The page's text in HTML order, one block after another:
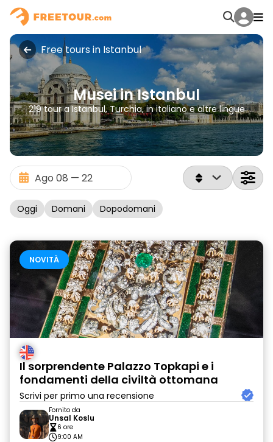
Free tours in Istanbul
Musei in Istanbul
219 tour a Istanbul, Turchia, in italiano e altre lingue
Oggi Domani Dopodomani
NOVITÀ
Il sorprendente Palazzo Topkapi e i
fondamenti della civiltà ottomana
Scrivi per primo una recensione
Fornito da
Unsal Koslu
6 ore
9:00 AM